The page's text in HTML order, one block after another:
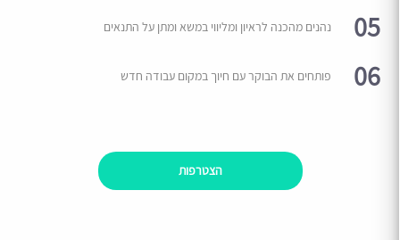
05 נהנים מהכנה לראיון ומליווי במשא ומתן על התנאים
06 פותחים את הבוקר עם חיוך במקום עבודה חדש
הצטרפות